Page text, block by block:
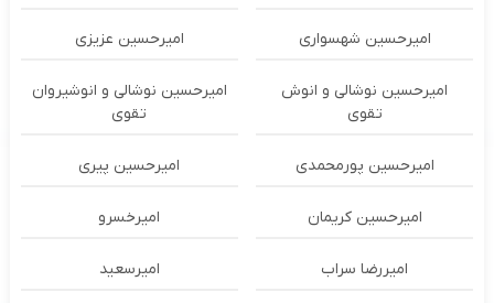
امیرحسین شهسواری امیرحسین عزیزی
امیرحسین نوشالی و انوش
تقوی
امیرحسین نوشالی و انوشیروان
تقوی
امیرحسین پورمحمدی امیرحسین پیری
امیرحسین کریمان امیرخسرو
امیررضا سراب امیرسعید